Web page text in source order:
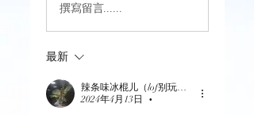
撰寫留言......
最新
2024年4月13日
•